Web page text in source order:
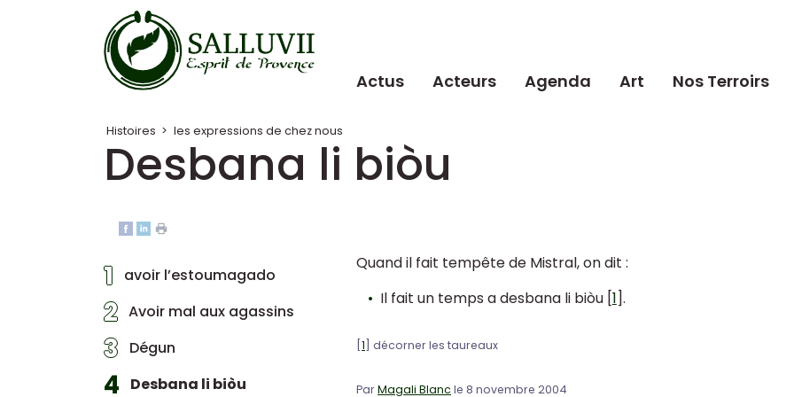
Panneau de gestion des cookies
Actus Acteurs Agenda Art Nos Terroirs
Histoires > les expressions de chez nous
Desbana li biòu
1 avoir l’estoumagado
2 Avoir mal aux agassins
3 Dégun
4 Desbana li biòu
Quand il fait tempête de Mistral, on dit :
Il fait un temps a desbana li biòu[1].
1 décorner les taureaux
ParMagali Blanc le 8 novembre 2004